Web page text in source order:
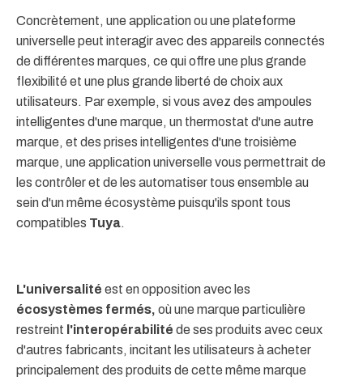
Concrètement, une application ou une plateforme
universelle peut interagir avec des appareils connectés
de différentes marques, ce qui offre une plus grande
flexibilité et une plus grande liberté de choix aux
utilisateurs. Par exemple, si vous avez des ampoules
intelligentes d'une marque, un thermostat d'une autre
marque, et des prises intelligentes d'une troisième
marque, une application universelle vous permettrait de
les contrôler et de les automatiser tous ensemble au
sein d'un même écosystème puisqu'ils spont tous
compatibles Tuya.
L'universalité est en opposition avec les
écosystèmes fermés, où une marque particulière
restreint l'interopérabilité de ses produits avec ceux
d'autres fabricants, incitant les utilisateurs à acheter
principalement des produits de cette même marque